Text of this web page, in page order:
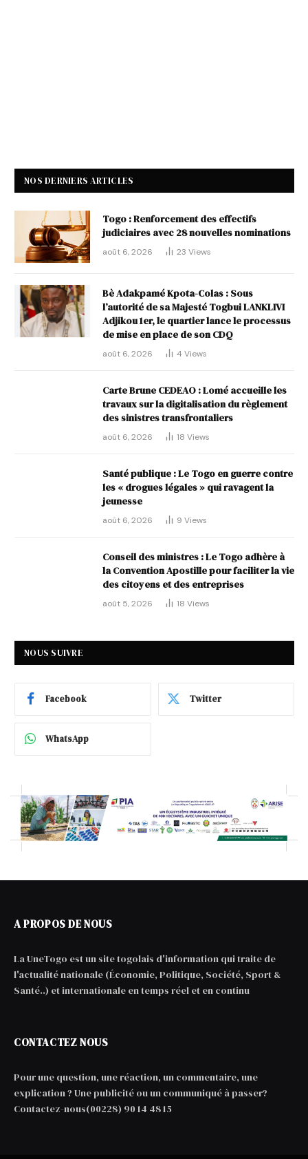
NOS DERNIERS ARTICLES
Togo : Renforcement des effectifs
judiciaires avec 28 nouvelles nominations
août 6, 2026 23 Views
Bè Adakpamé Kpota-Colas : Sous
l’autorité de sa Majesté Togbui LANKLIVI
Adjikou 1er, le quartier lance le processus
de mise en place de son CDQ
août 6, 2026 4 Views
Carte Brune CEDEAO : Lomé accueille les
travaux sur la digitalisation du règlement
des sinistres transfrontaliers
août 6, 2026 18 Views
Santé publique : Le Togo en guerre contre
les « drogues légales » qui ravagent la
jeunesse
août 6, 2026 9 Views
Conseil des ministres : Le Togo adhère à
la Convention Apostille pour faciliter la vie
des citoyens et des entreprises
août 5, 2026 18 Views
NOUS SUIVRE
Facebook Twitter
WhatsApp
A PROPOS DE NOUS
La UneTogo est un site togolais d'information qui traite de
l'actualité nationale (Économie, Politique, Société, Sport &
Santé..) et internationale en temps réel et en continu
CONTACTEZ NOUS
Pour une question, une réaction, un commentaire, une
explication ? Une publicité ou un communiqué à passer?
Contactez-nous(00228) 90 14 48 15